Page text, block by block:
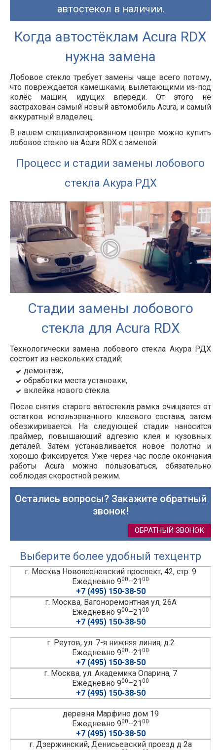
автостекол в наличии.
Когда автостёклам Acura RDX
нужна замена
Лобовое стекло требует замены чаще всего потому,
что повреждается камешками, вылетающими из-под
колёс машин, идущих впереди. От этого не
застрахован самый новый автомобиль Acura, и самый
аккуратный владелец.
В нашем специализированном центре можно купить
лобовое стекло на Acura RDX с заменой.
Процесс и стадии замены лобового
стекла Акура РДХ
Стадии замены лобового
стекла для Acura RDX
Технологически замена лобового стекла Акура РДХ
состоит из нескольких стадий:
демонтаж,
обработки места установки,
вклейка нового стекла.
После снятия старого автостекла рамка очищается от
остатков использованного клеевого состава, затем
обезжиривается. На следующей стадии наносится
праймер, повышающий адгезию клея и кузовных
деталей. Затем устанавливается новое полотно и
хорошо фиксируется. Уже через час после окончания
работы Acura можно пользоваться, обязательно
соблюдая скоростной режим.
Остались вопросы? Закажите обратный
звонок!
ОБРАТНЫЙ ЗВОНОК
Выберите более удобный техцентр
г. Москва Новоясеневский проспект, 42, стр. 9
Ежедневно 900–2100
+7 (495) 150-38-50
г. Москва, Вагоноремонтная ул, 26А
Ежедневно 900–2100
+7 (495) 150-38-50
г. Реутов, ул. 7-я нижняя линия, д.2
Ежедневно 900–2100
+7 (495) 150-38-50
г. Москва, ул. Академика Опарина, 7
Ежедневно 900–2100
+7 (495) 150-38-50
деревня Марфино дом 19
Ежедневно 900–2100
+7 (495) 150-38-50
г. Дзержинский, Денисьевский проезд д 2а